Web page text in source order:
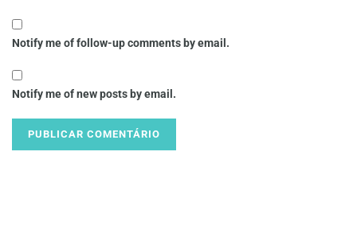
Notify me of follow-up comments by email.
Notify me of new posts by email.